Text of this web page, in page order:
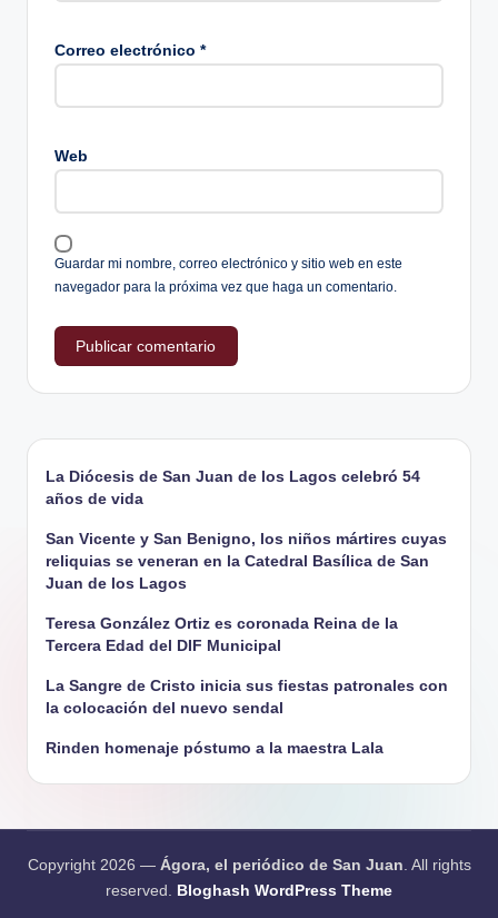
Correo electrónico *
Web
Guardar mi nombre, correo electrónico y sitio web en este
navegador para la próxima vez que haga un comentario.
La Diócesis de San Juan de los Lagos celebró 54
años de vida
San Vicente y San Benigno, los niños mártires cuyas
reliquias se veneran en la Catedral Basílica de San
Juan de los Lagos
Teresa González Ortiz es coronada Reina de la
Tercera Edad del DIF Municipal
La Sangre de Cristo inicia sus fiestas patronales con
la colocación del nuevo sendal
Rinden homenaje póstumo a la maestra Lala
Copyright 2026 — Ágora, el periódico de San Juan. All rights
reserved. Bloghash WordPress Theme